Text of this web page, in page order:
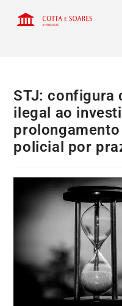
STJ: configura
ilegal ao
policial por